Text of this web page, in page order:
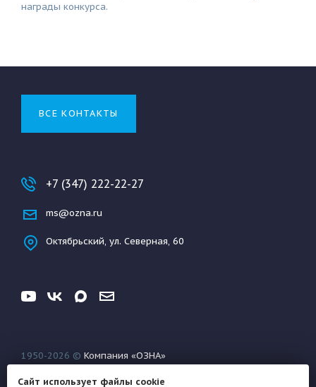
награды конкурса.
ВСЕ КОНТАКТЫ
+7 (347) 222-22-27
ms@ozna.ru
Октябрьский, ул. Северная, 60
1950-2026 © Компания «ОЗНА»
Конфиденциальность
Условия использования
Сайт использует файлы cookie